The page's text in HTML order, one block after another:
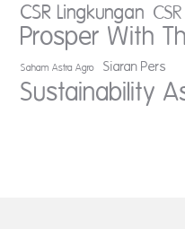
CSR Lingkungan
Prosper With
Saham Astra Agro Siaran Pers
Sustainability